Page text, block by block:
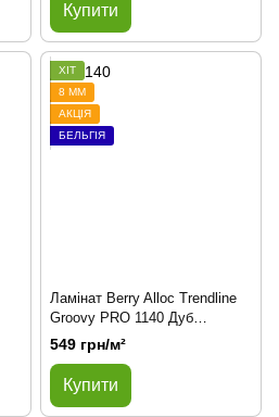
Купити
ХІТ
8 ММ
АКЦІЯ
БЕЛЬГІЯ
Ламінат Berry Alloc Trendline
Groovy PRO 1140 Дуб
Магнолія
549 грн/м²
Купити